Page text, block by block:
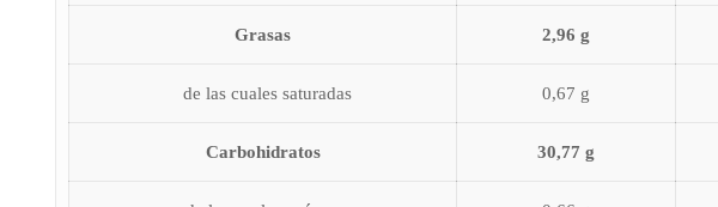
Grasas 2,96 g
de las cuales saturadas 0,67 g
Carbohidratos 30,77 g